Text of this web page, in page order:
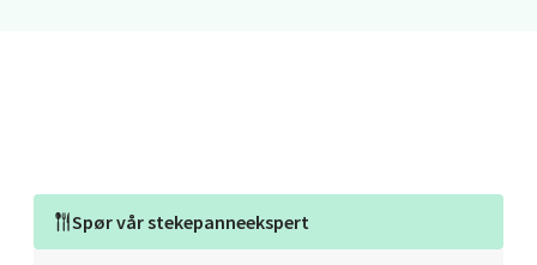
Spør vårstekepanneekspert